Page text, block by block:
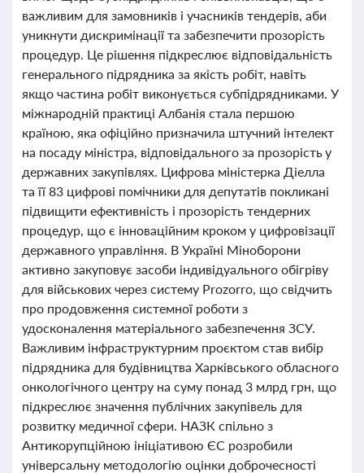
важливим для замовників і учасників тендерів, аби
уникнути дискримінації та забезпечити прозорість
процедур. Це рішення підкреслює відповідальність
генерального підрядника за якість робіт, навіть
якщо частина робіт виконується субпідрядниками. У
міжнародній практиці Албанія стала першою
країною, яка офіційно призначила штучний інтелект
на посаду міністра, відповідального за прозорість у
державних закупівлях. Цифрова міністерка Діелла
та її 83 цифрові помічники для депутатів покликані
підвищити ефективність і прозорість тендерних
процедур, що є інноваційним кроком у цифровізації
державного управління. В Україні Міноборони
активно закуповує засоби індивідуального обігріву
для військових через систему Prozorro, що свідчить
про продовження системної роботи з
удосконалення матеріального забезпечення ЗСУ.
Важливим інфраструктурним проєктом став вибір
підрядника для будівництва Харківського обласного
онкологічного центру на суму понад 3 млрд грн, що
підкреслює значення публічних закупівель для
розвитку медичної сфери. НАЗК спільно з
Антикорупційною ініціативою ЄС розробили
універсальну методологію оцінки доброчесності